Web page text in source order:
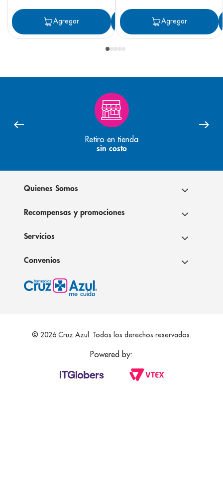
Agregar Agregar
Agregar
Retiro en tienda
sin costo
Quienes Somos
Recompensas y promociones
Servicios
Convenios
© 2026 Cruz Azul. Todos los derechos reservados.
Powered by: